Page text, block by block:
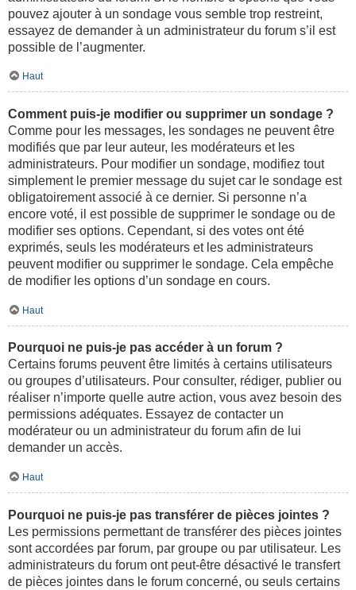
pouvez ajouter à un sondage vous semble trop restreint,
essayez de demander à un administrateur du forum s’il est
possible de l’augmenter.
Haut
Comment puis-je modifier ou supprimer un sondage ?
Comme pour les messages, les sondages ne peuvent être
modifiés que par leur auteur, les modérateurs et les
administrateurs. Pour modifier un sondage, modifiez tout
simplement le premier message du sujet car le sondage est
obligatoirement associé à ce dernier. Si personne n’a
encore voté, il est possible de supprimer le sondage ou de
modifier ses options. Cependant, si des votes ont été
exprimés, seuls les modérateurs et les administrateurs
peuvent modifier ou supprimer le sondage. Cela empêche
de modifier les options d’un sondage en cours.
Haut
Pourquoi ne puis-je pas accéder à un forum ?
Certains forums peuvent être limités à certains utilisateurs
ou groupes d’utilisateurs. Pour consulter, rédiger, publier ou
réaliser n’importe quelle autre action, vous avez besoin des
permissions adéquates. Essayez de contacter un
modérateur ou un administrateur du forum afin de lui
demander un accès.
Haut
Pourquoi ne puis-je pas transférer de pièces jointes ?
Les permissions permettant de transférer des pièces jointes
sont accordées par forum, par groupe ou par utilisateur. Les
administrateurs du forum ont peut-être désactivé le transfert
de pièces jointes dans le forum concerné, ou seuls certains